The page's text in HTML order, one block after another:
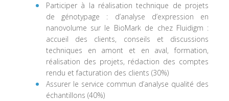
Participer à la réalisation technique de projets
de génotypage : d’analyse d’expression en
nanovolume sur le BioMark de chez Fluidigm :
accueil des clients, conseils et discussions
techniques en amont et en aval, formation,
réalisation des projets, rédaction des comptes
rendu et facturation des clients (30%)
Assurer le service commun d’analyse qualité des
échantillons (40%)